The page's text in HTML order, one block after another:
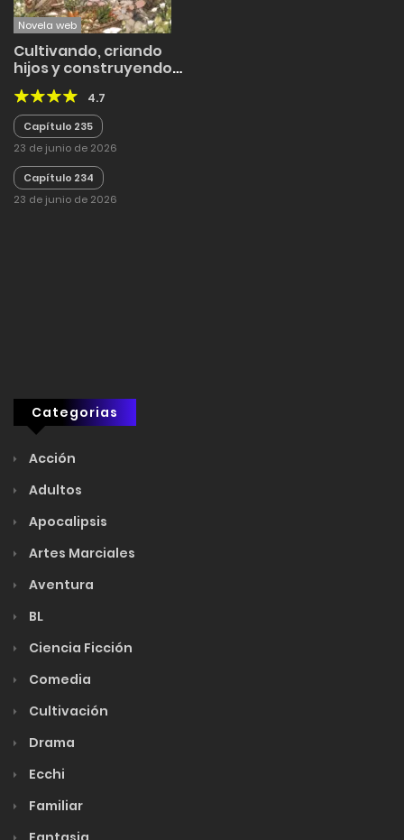
Novela web
Cultivando, criando
hijos y construyendo
una civilización en el
mundo de las bestias
4.7
Capítulo 235
23 de junio de 2026
Capítulo 234
23 de junio de 2026
Categorias
Acción
Adultos
Apocalipsis
Artes Marciales
Aventura
BL
Ciencia Ficción
Comedia
Cultivación
Drama
Ecchi
Familiar